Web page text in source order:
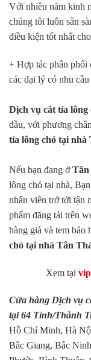
Với nhiều năm kinh
chúng tôi luôn sẵn
điều kiện tốt nhất
+ Hợp tác phân phối
các đại lý có nhu cầu
Dịch vụ cắt tỉa
đầu, với phương
tỉa lông chó tại nhà
Nếu bạn đang ởTân
lông chó tại nhà,
nhân viên trở tới tận
phẩm đăng tải trên
hàng giả và tem bảo
chó tại nhà Tân
Xem tại
Cửa hàng Dịch vụ
tại 64 Tỉnh/Thành
Hồ Chí Minh, Hà
Bắc Giang, Bắc